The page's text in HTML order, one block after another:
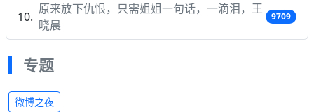
原来放下仇恨，只需姐姐一句话，一滴泪，王
晓晨
9709
专题
微博之夜